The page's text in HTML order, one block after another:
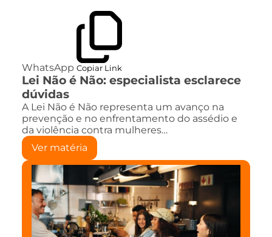
WhatsApp Copiar Link
Lei Não é Não: especialista esclarece
dúvidas
A Lei Não é Não representa um avanço na
prevenção e no enfrentamento do assédio e
da violência contra mulheres…
Ver matéria